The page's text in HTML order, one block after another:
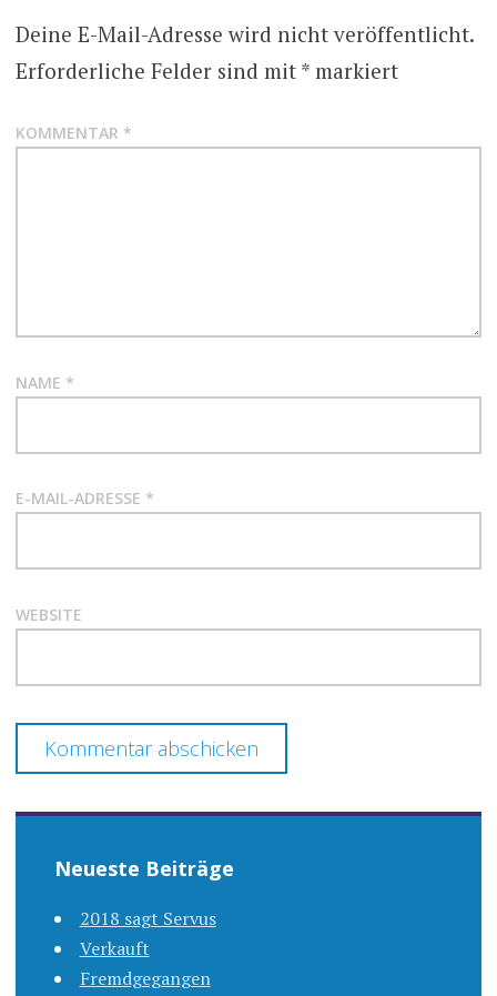
Deine E-Mail-Adresse wird nicht veröffentlicht.
Erforderliche Felder sind mit *markiert
KOMMENTAR *
NAME *
E-MAIL-ADRESSE *
WEBSITE
Neueste Beiträge
2018 sagt Servus
Verkauft
Fremdgegangen